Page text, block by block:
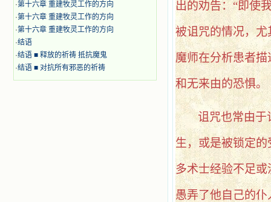
·第十六章 重建牧灵工作的方向
·第十六章 重建牧灵工作的方向
·第十六章 重建牧灵工作的方向
·结语
·结语 ■ 释放的祈祷 抵抗魔鬼
·结语 ■ 对抗所有邪恶的祈祷
出的劝告：“即使
被诅咒的情况，
魔师在分析患者
和无来由的恐惧。
诅咒也常由于
生，或是被锁定
多术士经验不足
愚弄了他自己的